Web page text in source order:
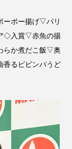
ポー揚げ▽パリ
◇入賞▽赤魚の揚
らか煮だこ飯▽奥
香るビビンバうど